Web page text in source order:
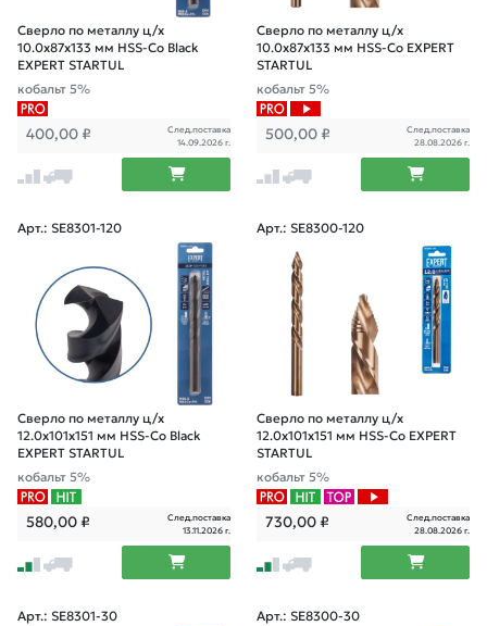
Сверло по металлу ц/х
10.0х87х133 мм HSS-Co Black
EXPERT STARTUL
кобальт 5%
400,00 ₽
След.поставка
14.09.2026 г.
Сверло по металлу ц/х
10.0х87х133 мм HSS-Co EXPERT
STARTUL
кобальт 5%
500,00 ₽
След.поставка
28.08.2026 г.
Арт.: SE8301-120
Сверло по металлу ц/х
12.0х101х151 мм HSS-Co Black
EXPERT STARTUL
кобальт 5%
580,00₽
След.поставка
13.11.2026 г.
Арт.: SE8300-120
Сверло по металлу ц/х
12.0х101х151 мм HSS-Co EXPERT
STARTUL
кобальт 5%
730,00₽
След.поставка
28.08.2026 г.
Арт.: SE8301-30 Арт.: SE8300-30